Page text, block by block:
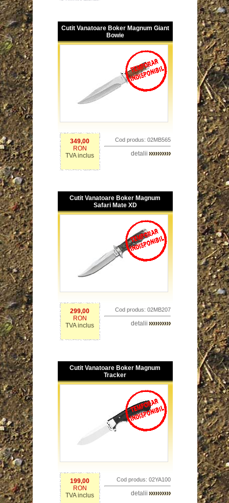
Cutit Vanatoare Boker Magnum Giant
Bowie
349,00
RON
TVA inclus
Cod produs: 02MB565
detalii
Cutit Vanatoare Boker Magnum
Safari Mate XD
299,00
RON
TVA inclus
Cod produs: 02MB207
detalii
Cutit Vanatoare Boker Magnum
Tracker
199,00
RON
TVA inclus
Cod produs: 02YA100
detalii